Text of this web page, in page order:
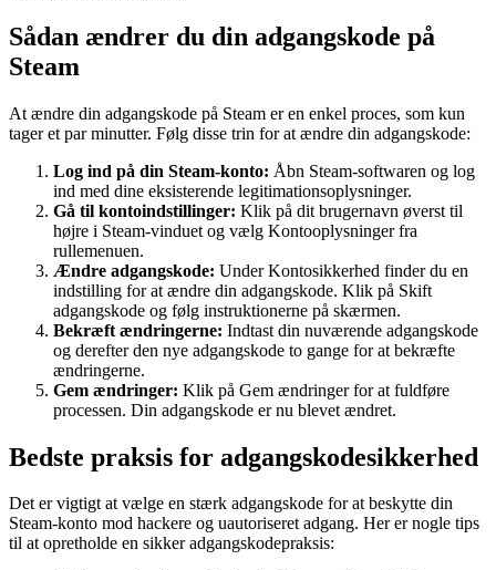
Sådan ændrer du din adgangskode på
Steam
At ændre din adgangskode på Steam er en enkel proces, som kun
tager et par minutter. Følg disse trin for at ændre din adgangskode:
Log ind på din Steam-konto: Åbn Steam-softwaren og log
ind med dine eksisterende legitimationsoplysninger.
Gå til kontoindstillinger: Klik på dit brugernavn øverst til
højre i Steam-vinduet og vælg Kontooplysninger fra
rullemenuen.
Ændre adgangskode: Under Kontosikkerhed finder du en
indstilling for at ændre din adgangskode. Klik på Skift
adgangskode og følg instruktionerne på skærmen.
Bekræft ændringerne: Indtast din nuværende adgangskode
og derefter den nye adgangskode to gange for at bekræfte
ændringerne.
Gem ændringer: Klik på Gem ændringer for at fuldføre
processen. Din adgangskode er nu blevet ændret.
Bedste praksis for adgangskodesikkerhed
Det er vigtigt at vælge en stærk adgangskode for at beskytte din
Steam-konto mod hackere og uautoriseret adgang. Her er nogle tips
til at opretholde en sikker adgangskodepraksis: